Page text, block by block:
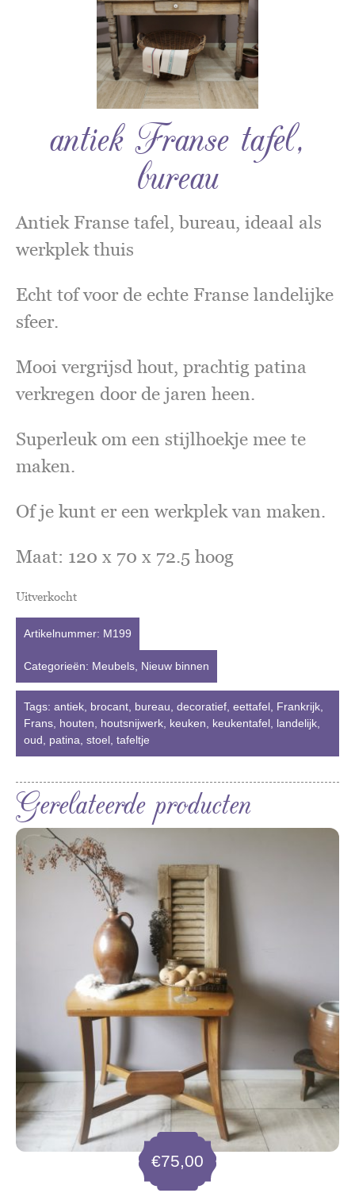
antiek Franse tafel,
bureau
Antiek Franse tafel, bureau, ideaal als
werkplek thuis
Echt tof voor de echte Franse landelijke
sfeer.
Mooi vergrijsd hout, prachtig patina
verkregen door de jaren heen.
Superleuk om een stijlhoekje mee te
maken.
Of je kunt er een werkplek van maken.
Maat: 120 x 70 x 72.5 hoog
Uitverkocht
Artikelnummer: M199
Categorieën: Meubels Nieuw binnen
Tags: antiek brocant bureau decoratief eettafel Frankrijk
Frans houten houtsnijwerk keuken keukentafel landelijk
oud
patina stoel tafeltje
Gerelateerde producten
€75,00